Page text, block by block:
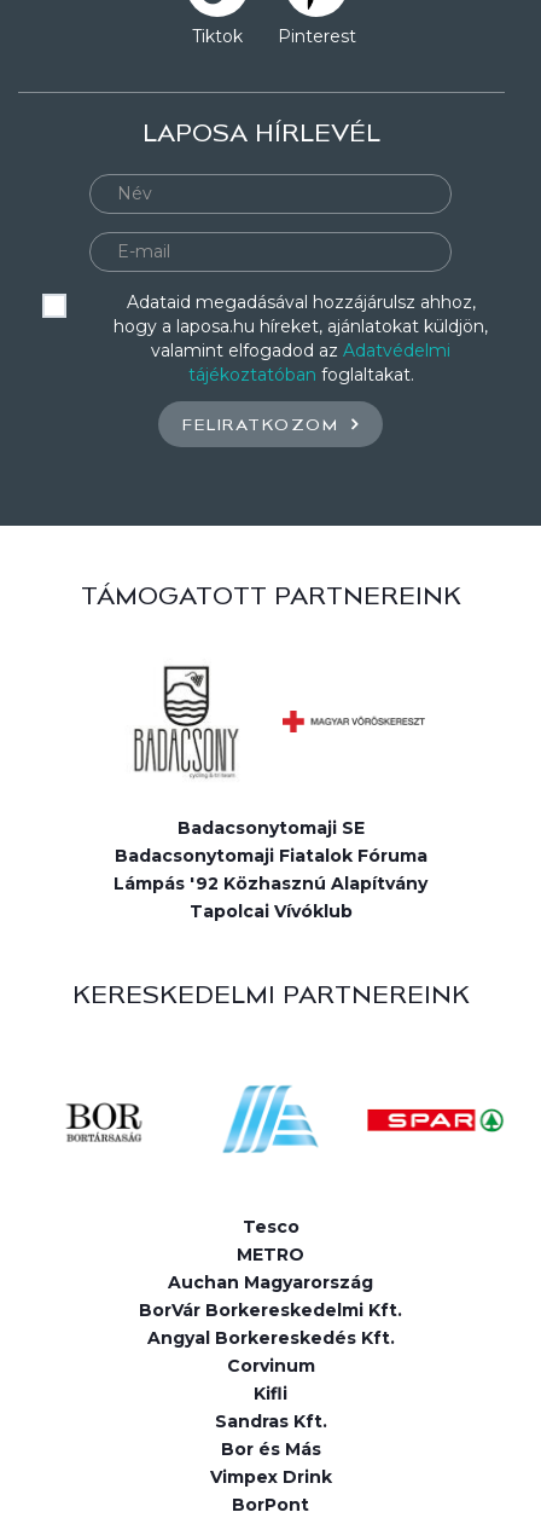
Tiktok Pinterest
LAPOSA HÍRLEVÉL
Adataid megadásával hozzájárulsz ahhoz,
hogy a laposa.hu híreket, ajánlatokat küldjön,
valamint elfogadod az Adatvédelmi
tájékoztatóban foglaltakat.
FELIRATKOZOM
TÁMOGATOTT PARTNEREINK
Badacsonytomaji SE
Badacsonytomaji Fiatalok Fóruma
Lámpás '92 Közhasznú Alapítvány
Tapolcai Vívóklub
KERESKEDELMI PARTNEREINK
Tesco
METRO
Auchan Magyarország
BorVár Borkereskedelmi Kft.
Angyal Borkereskedés Kft.
Corvinum
Kifli
Sandras Kft.
Bor és Más
Vimpex Drink
BorPont